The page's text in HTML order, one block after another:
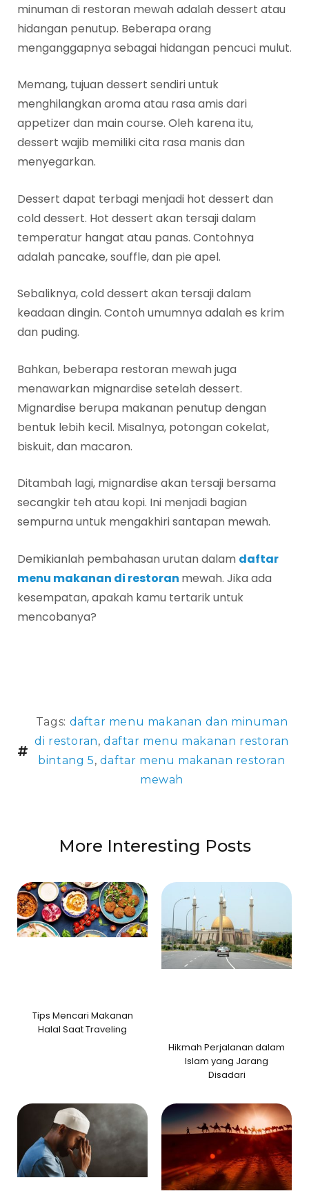
minuman di restoran mewah adalah dessert atau
hidangan penutup. Beberapa orang
menganggapnya sebagai hidangan pencuci mulut.
Memang, tujuan dessert sendiri untuk
menghilangkan aroma atau rasa amis dari
appetizer dan main course. Oleh karena itu,
dessert wajib memiliki cita rasa manis dan
menyegarkan.
Dessert dapat terbagi menjadi hot dessert dan
cold dessert. Hot dessert akan tersaji dalam
temperatur hangat atau panas. Contohnya
adalah pancake, souffle, dan pie apel.
Sebaliknya, cold dessert akan tersaji dalam
keadaan dingin. Contoh umumnya adalah es krim
dan puding.
Bahkan, beberapa restoran mewah juga
menawarkan mignardise setelah dessert.
Mignardise berupa makanan penutup dengan
bentuk lebih kecil. Misalnya, potongan cokelat,
biskuit, dan macaron.
Ditambah lagi, mignardise akan tersaji bersama
secangkir teh atau kopi. Ini menjadi bagian
sempurna untuk mengakhiri santapan mewah.
Demikianlah pembahasan urutan dalam daftar
menu makanan di restoran mewah. Jika ada
kesempatan, apakah kamu tertarik untuk
mencobanya?
Tags: daftar menu makanan dan minuman
di restoran, daftar menu makanan restoran
bintang 5, daftar menu makanan restoran
mewah
More Interesting Posts
Tips Mencari Makanan
Halal Saat Traveling
Hikmah Perjalanan dalam
Islam yang Jarang
Disadari